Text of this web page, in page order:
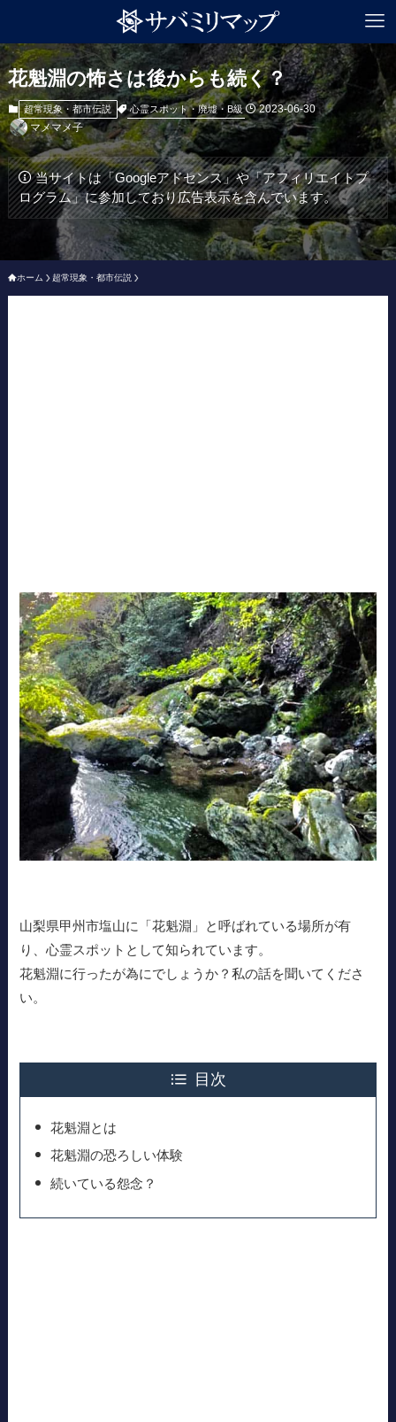
花魁淵の怖さは後からも続く？
超常現象・都市伝説 心霊スポット・廃墟・B級
2023-06-30
マメマメ子
当サイトは「Googleアドセンス」や「アフィリエイトプ
ログラム」に参加しており広告表示を含んでいます。
ホーム 超常現象・都市伝説
山梨県甲州市塩山に「花魁淵」と呼ばれている場所が有
り、心霊スポットとして知られています。
花魁淵に行ったが為にでしょうか？私の話を聞いてくださ
い。
目次
花魁淵とは
花魁淵の恐ろしい体験
続いている怨念？